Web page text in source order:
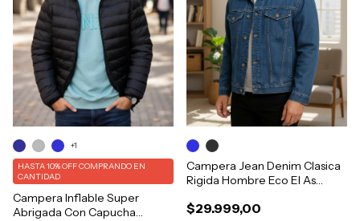
Campera Inflable Super
Abrigada Con Capucha
HASTA 10% OFFCOMPRANDO EN
CANTIDAD
+1
Campera Jean Denim Clasica
Rigida Hombre Eco El As
$29.999,00